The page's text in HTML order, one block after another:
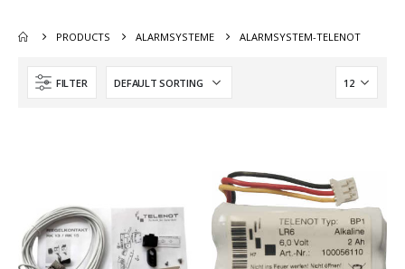
PRODUCTS ALARMSYSTEME ALARMSYSTEM-TELENOT
FILTER